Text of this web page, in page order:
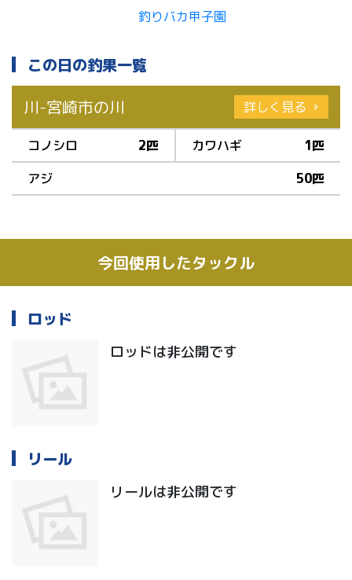
この日の釣果一覧
川-宮崎市の川 詳しく見る
コノシロ 2匹 カワハギ
1匹
アジ
50匹
今回使用したタックル
ロッド
ロッドは非公開です
リール
リールは非公開です